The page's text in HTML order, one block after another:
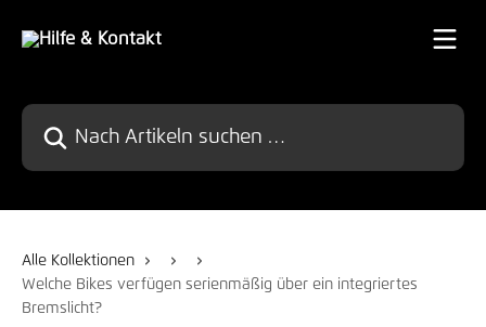
Nach Artikeln suchen …
Alle Kollektionen
Welche Bikes verfügen serienmäßig über ein integriertes
Bremslicht?